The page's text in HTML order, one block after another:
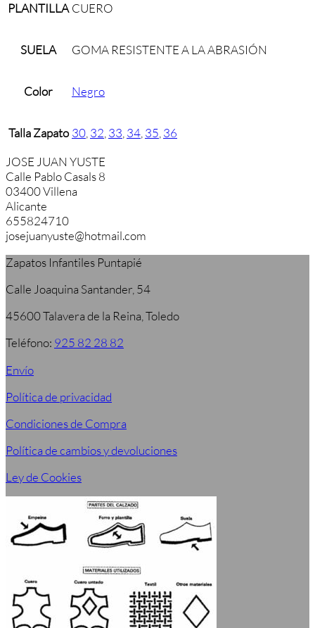
PLANTILLA CUERO
SUELA GOMA RESISTENTE A LA ABRASIÓN
Color Negro
Talla Zapato 30 32 33 34 35 36
JOSE JUAN YUSTE
Calle Pablo Casals 8
03400 Villena
Alicante
655824710
josejuanyuste@hotmail.com
Zapatos Infantiles Puntapié
Calle Joaquina Santander, 54
45600 Talavera de la Reina, Toledo
Teléfono: 925 82 28 82
Envío
Política de privacidad
Condiciones de Compra
Política de cambios y devoluciones
Ley de Cookies